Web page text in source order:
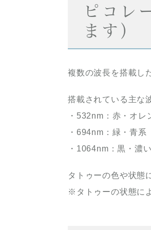
ピコレ
ます）
複数の波長を搭載し
搭載されている主な
・532nm：赤・オレ
・694nm：緑・青系
・1064nm：黒・濃
タトゥーの色や状態
※タトゥーの状態に